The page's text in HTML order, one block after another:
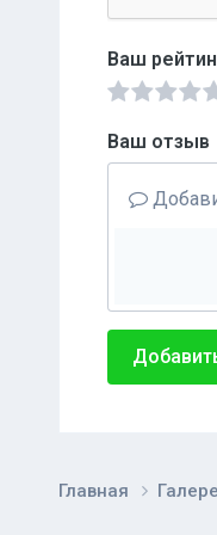
Ваш
Ваш отзыв
Главная